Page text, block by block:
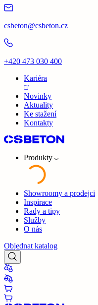
csbeton@csbeton.cz
+420 473 030 400
Kariéra
Novinky
Aktuality
Ke stažení
Kontakty
Produkty
Showroomy a prodejci
Inspirace
Rady a tipy
Služby
O nás
Objednat katalog